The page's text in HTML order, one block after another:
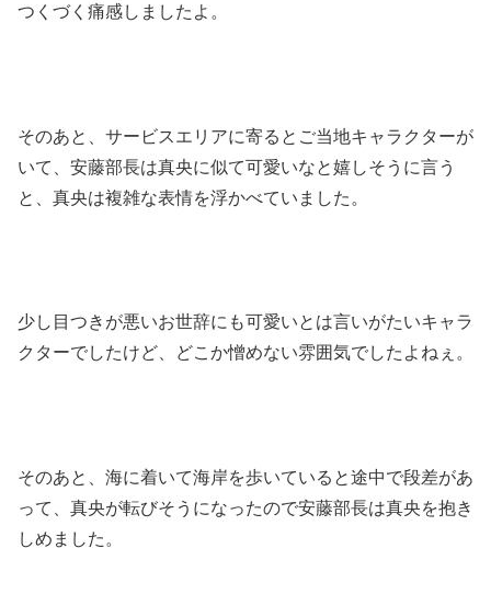
つくづく痛感しましたよ。
そのあと、サービスエリアに寄るとご当地キャラクターが
いて、安藤部長は真央に似て可愛いなと嬉しそうに言う
と、真央は複雑な表情を浮かべていました。
少し目つきが悪いお世辞にも可愛いとは言いがたいキャラ
クターでしたけど、どこか憎めない雰囲気でしたよねぇ。
そのあと、海に着いて海岸を歩いていると途中で段差があ
って、真央が転びそうになったので安藤部長は真央を抱き
しめました。